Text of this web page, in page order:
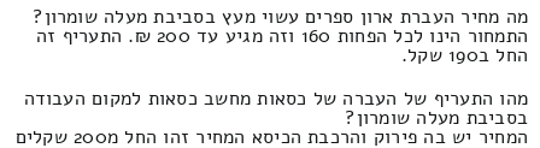
מה מחיר העברת ארון ספרים עשוי מעץ בסביבת מעלה שומרון?
התמחור הינו לכל הפחות 160 וזה מגיע עד 200 ₪. התעריף זה
החל ב190 שקל.
מהו התעריף של העברה של כסאות מחשב כסאות למקום העבודה
בסביבת מעלה שומרון?
המחיר יש בה פירוק והרכבת הכיסא המחיר זהו החל מ200 שקלים